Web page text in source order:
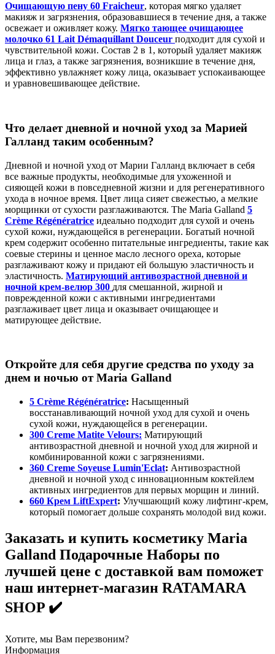
Очищающую пену 60 Fraicheur, которая мягко удаляет
макияж и загрязнения, образовавшиеся в течение дня, а также
освежает и оживляет кожу. Мягко тающее очищающее
молочко 61 Lait Démaquillant Douceur подходит для сухой и
чувствительной кожи. Состав 2 в 1, который удаляет макияж
лица и глаз, а также загрязнения, возникшие в течение дня,
эффективно увлажняет кожу лица, оказывает успокаивающее
и уравновешивающее действие.
Что делает дневной и ночной уход за Марией
Галланд таким особенным?
Дневной и ночной уход от Марии Галланд включает в себя
все важные продукты, необходимые для ухоженной и
сияющей кожи в повседневной жизни и для регенеративного
ухода в ночное время. Цвет лица сияет свежестью, а мелкие
морщинки от сухости разглаживаются. The Maria Galland 5
Crème Régénératrice идеально подходит для сухой и очень
сухой кожи, нуждающейся в регенерации. Богатый ночной
крем содержит особенно питательные ингредиенты, такие как
соевые стерины и ценное масло лесного ореха, которые
разглаживают кожу и придают ей большую эластичность и
эластичность. Матирующий антивозрастной дневной и
ночной крем-велюр 300 для смешанной, жирной и
поврежденной кожи с активными ингредиентами
разглаживает цвет лица и оказывает очищающее и
матирующее действие.
Откройте для себя другие средства по уходу за
днем и ночью от Maria Galland
5 Crème Régénératrice: Насыщенный
восстанавливающий ночной уход для сухой и очень
сухой кожи, нуждающейся в регенерации.
300 Creme Matite Velours: Матирующий
антивозрастной дневной и ночной уход для жирной и
комбинированной кожи с загрязнениями.
360 Creme Soyeuse Lumin'Eclat: Антивозрастной
дневной и ночной уход с инновационным коктейлем
активных ингредиентов для первых морщин и линий.
660 Крем LiftExpert: Улучшающий кожу лифтинг-крем,
который помогает дольше сохранять молодой вид кожи.
Заказать и купить косметику Maria
Galland Подарочные Наборы по
лучшей цене с доставкой вам поможет
наш интернет-магазин RATAMARA
SHOP ✔️
Хотите, мы Вам перезвоним?
Информация